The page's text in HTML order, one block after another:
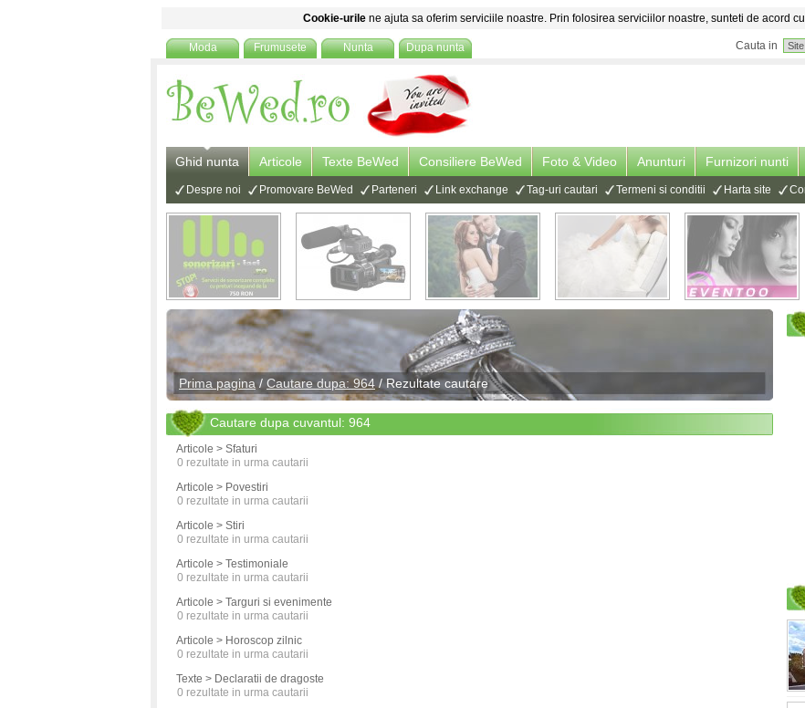
Cookie-urile ne ajuta sa oferim serviciile noastre. Prin folosirea serviciilor noastre, sunteti de acord
Moda Frumusete Nunta Dupa nunta Cauta in
Ghid nunta Articole Texte BeWed Consiliere BeWed Foto & Video Anunturi Furnizori nunti
Despre noi Promovare BeWed Parteneri Link exchange Tag-uri cautari Termeni si conditii Harta site
Prima pagina / Cautare dupa: 964 / Rezultate cautare
Cautare dupa cuvantul: 964
Articole > Sfaturi
0 rezultate in urma cautarii
Articole > Povestiri
0 rezultate in urma cautarii
Articole > Stiri
0 rezultate in urma cautarii
Articole > Testimoniale
0 rezultate in urma cautarii
Articole > Targuri si evenimente
0 rezultate in urma cautarii
Articole > Horoscop zilnic
0 rezultate in urma cautarii
Texte > Declaratii de dragoste
0 rezultate in urma cautarii